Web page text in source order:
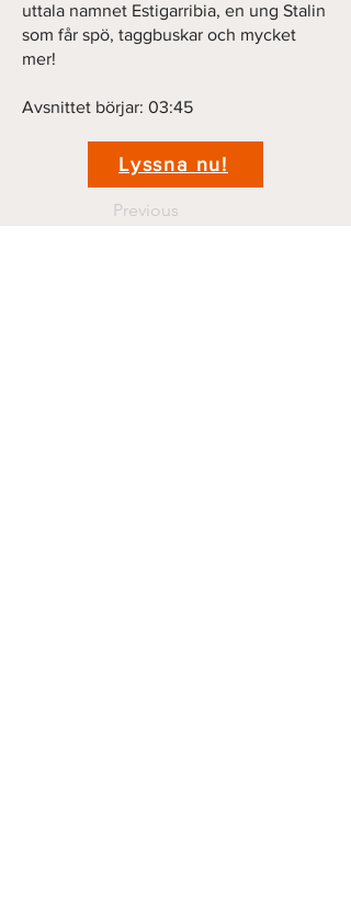
uttala namnet Estigarribia, en ung Stalin
som får spö, taggbuskar och mycket
mer!
Avsnittet börjar: 03:45
Lyssna nu!
Previous